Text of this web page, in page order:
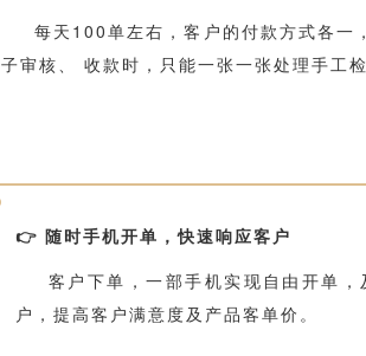
每天100单左右，客户的付款方式各一
子审核、 收款时，只能一张一张处理手工
👉 随时手机开单，快速响应客户
客户下单，一部手机实现自由开单
户，提高客户满意度及产品客单价。